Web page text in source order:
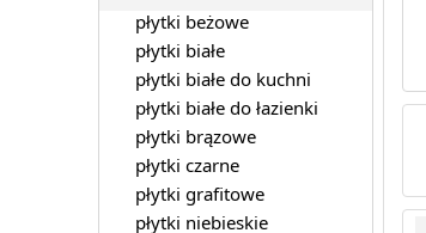
płytki beżowe
płytki białe
płytki białe do kuchni
płytki białe do łazienki
płytki brązowe
płytki czarne
płytki grafitowe
płytki niebieskie